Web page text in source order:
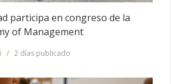
participa en congreso de la
of Management
2 días publicado